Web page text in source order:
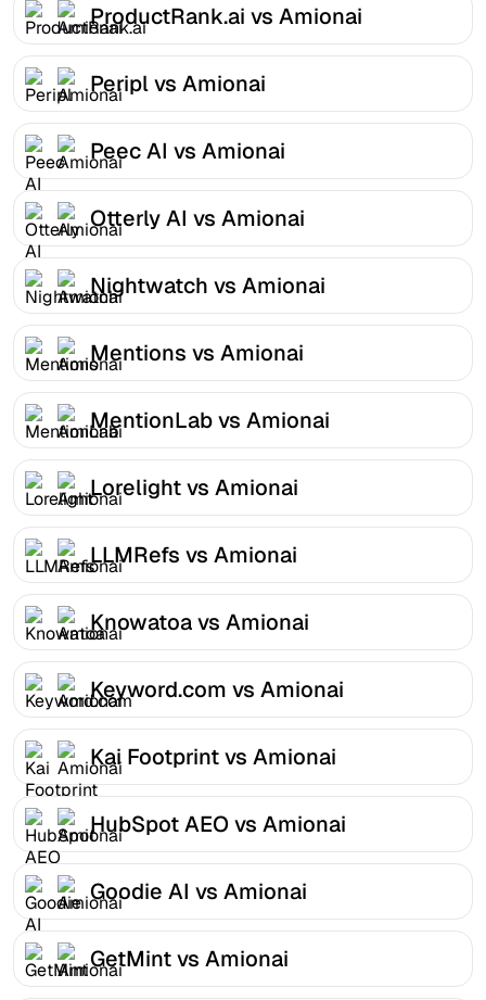
ProductRank.ai vs Amionai
Peripl vs Amionai
Peec AI vs Amionai
Otterly AI vs Amionai
Nightwatch vs Amionai
Mentions vs Amionai
MentionLab vs Amionai
Lorelight vs Amionai
LLMRefs vs Amionai
Knowatoa vs Amionai
Keyword.com vs Amionai
Kai Footprint vs Amionai
HubSpot AEO vs Amionai
Goodie AI vs Amionai
GetMint vs Amionai